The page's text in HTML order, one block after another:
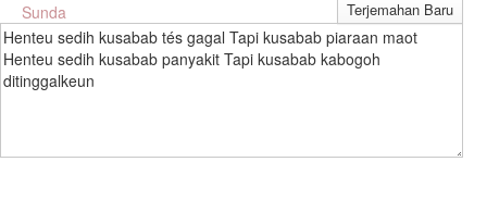
Sunda
Henteu sedih kusabab tés gagal Tapi kusabab piaraan maot
Henteu sedih kusabab panyakit Tapi kusabab kabogoh
ditinggalkeun